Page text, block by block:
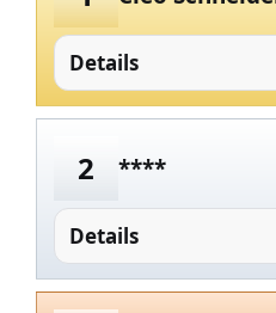
Details
2 ****
Details